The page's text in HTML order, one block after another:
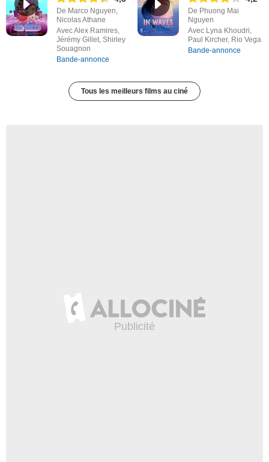
De Marco Nguyen,
Nicolas Athane
Avec Alex Ramires,
Jérémy Gillet, Shirley
Souagnon
Bande-annonce
De Phuong Mai
Nguyen
Avec Lyna Khoudri,
Paul Kircher, Rio Vega
Bande-annonce
Tous les meilleurs films au ciné